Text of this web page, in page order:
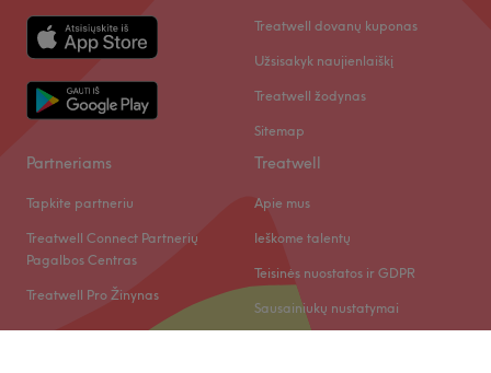
Treatwell dovanų kuponas
Užsisakyk naujienlaiškį
Treatwell žodynas
Sitemap
Partneriams
Tapkite partneriu
Treatwell Connect Partnerių
Pagalbos Centras
Treatwell Pro Žinynas
Treatwell
Apie mus
Ieškome talentų
Teisinės nuostatos ir GDPR
Sausainiukų nustatymai